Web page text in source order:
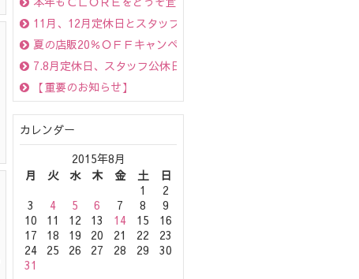
11月、12月定休日とスタッフ別公休日のお知らせ
夏の店販20％ＯＦＦキャンペーン☆（ＯｇｇｉＯｔｔｏは10％
7.8月定休日、スタッフ公休日のお知らせ☆
【重要のお知らせ】
カレンダー
2015年8月
月
火 水 木 金 土 日
1
2
3
4 5 6 7 8
9
10
11 12 13 14 15
16
17
18 19 20 21 22
23
24
25 26 27 28 29
30
31